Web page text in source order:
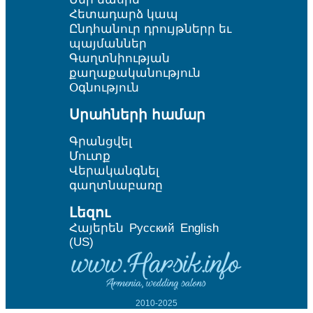
Հետադարձ կապ
Ընդհանուր դրույթներր եւ
պայմաններ
Գաղտնիության
քաղաքականություն
Օգնություն
Սրահների համար
Գրանցվել
Մուտք
Վերականգնել
գաղտնաբառը
Լեզու
Հայերեն Русский English
(US)
2010-2025